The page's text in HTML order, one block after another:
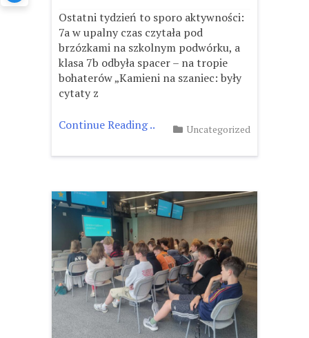
Ostatni tydzień to sporo aktywności:
7a w upalny czas czytała pod
brzózkami na szkolnym podwórku, a
klasa 7b odbyła spacer – na tropie
bohaterów „Kamieni na szaniec: były
cytaty z
Continue Reading .. Uncategorized